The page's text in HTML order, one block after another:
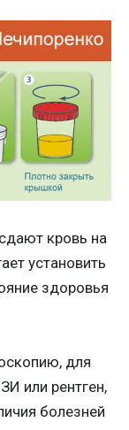
кровь на
установить
здоровья
для
или рентген,
болезней